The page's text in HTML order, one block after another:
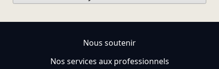
Nous soutenir
Nos services aux professionnels